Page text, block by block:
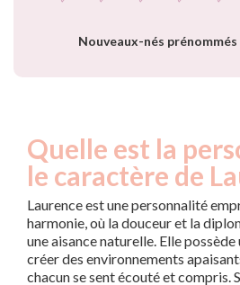
Nouveaux-nés
Quelle est la
le caractère de
Laurence est une personnalité
harmonie, où la douceur et la
une aisance naturelle. Elle
créer des environnements
chacun se sent écouté et compris.